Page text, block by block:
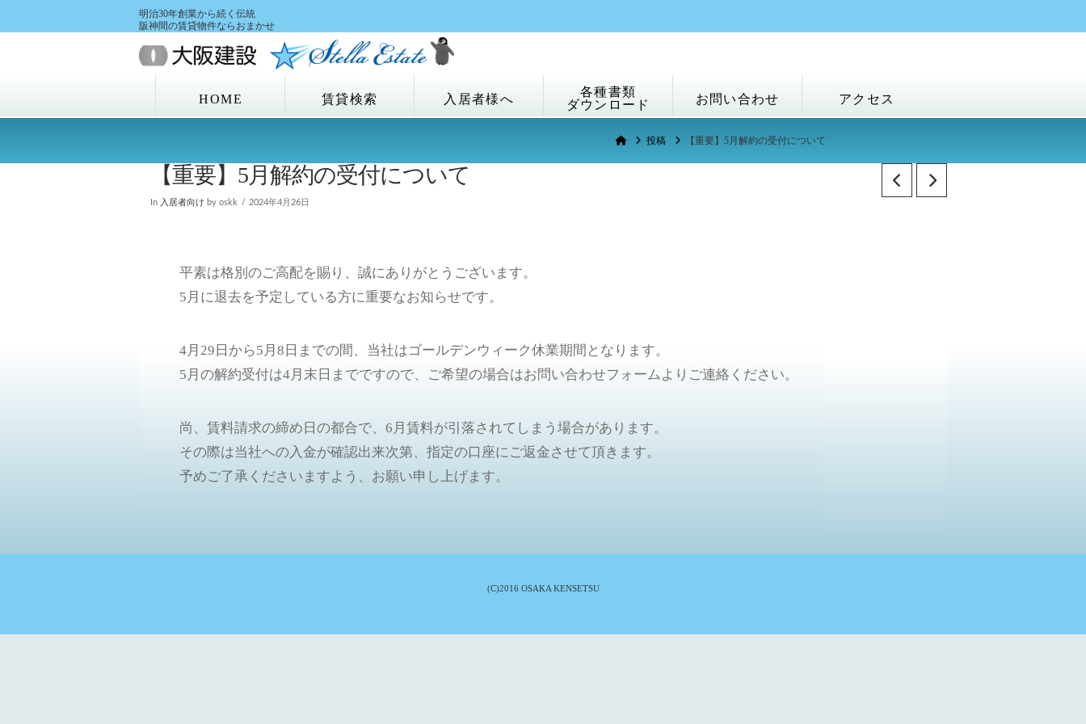
明治30年創業から続く伝統
阪神間の賃貸物件ならおまかせ
HOME 賃貸検索 入居者様へ
各種書類
ダウンロード
お問い合わせ アクセス
Home投稿 【重要】5月解約の受付について
【重要】5月解約の受付について
In 入居者向け by oskk 2024年4月26日
平素は格別のご高配を賜り、誠にありがとうございます。
5月に退去を予定している方に重要なお知らせです。
4月29日から5月8日までの間、当社はゴールデンウィーク休業期間となります。
5月の解約受付は4月末日までですので、ご希望の場合はお問い合わせフォームよりご連絡ください。
尚、賃料請求の締め日の都合で、6月賃料が引落されてしまう場合があります。
その際は当社への入金が確認出来次第、指定の口座にご返金させて頂きます。
予めご了承くださいますよう、お願い申し上げます。
(C)2016 OSAKA KENSETSU